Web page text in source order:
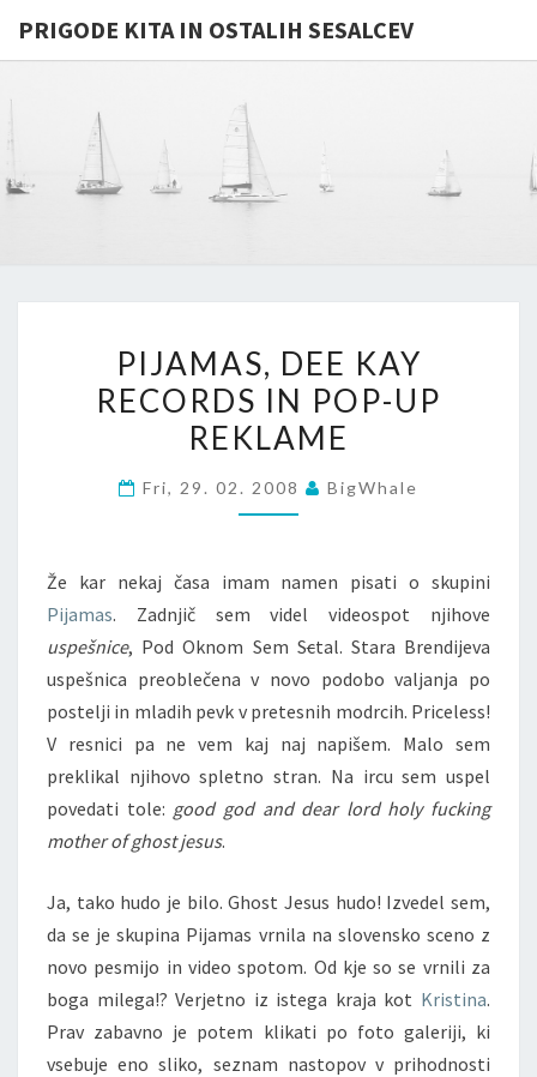
PRIGODE KITA IN OSTALIH SESALCEV
PRIGODE
And
DEE
KAY
RECORDS
POP-
PIJAMAS, DEE KAY
RECORDS IN POP-UP
REKLAME
Fri, 29. 02. 2008 BigWhale
Že kar nekaj časa imam namen pisati o skupini
Pijamas. Zadnjič sem videl videospot njihove
uspešnice, Pod Oknom Sem Sctal. Stara Brendijeva
uspešnica preoblečena v novo podobo valjanja po
postelji in mladih pevk v pretesnih modrcih. Priceless!
V resnici pa ne vem kaj naj napišem. Malo sem
preklikal njihovo spletno stran. Na ircu sem uspel
povedati tole: good god and dear lord holy fucking
mother of ghost jesus.
Ja, tako hudo je bilo. Ghost Jesus hudo! Izvedel sem,
da se je skupina Pijamas vrnila na slovensko sceno z
novo pesmijo in video spotom. Od kje so se vrnili za
boga milega!? Verjetno iz istega kraja kot Kristina.
Prav zabavno je potem klikati po foto galeriji, ki
vsebuje eno sliko, seznam nastopov v prihodnosti